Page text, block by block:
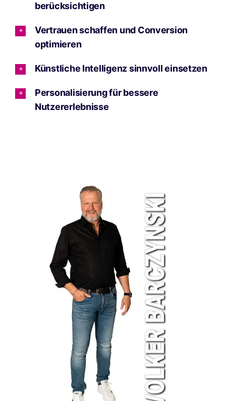
berücksichtigen
Vertrauen schaffen und Conversion
optimieren
Künstliche Intelligenz sinnvoll einsetzen
Personalisierung für bessere
Nutzererlebnisse